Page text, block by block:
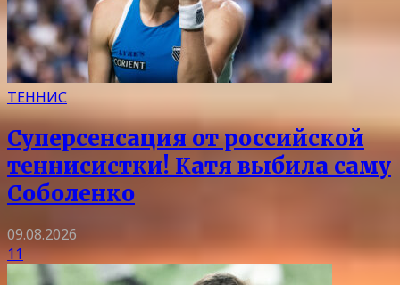
ТЕННИС
Суперсенсация от российской
теннисистки! Катя выбила саму
Соболенко
09.08.2026
11